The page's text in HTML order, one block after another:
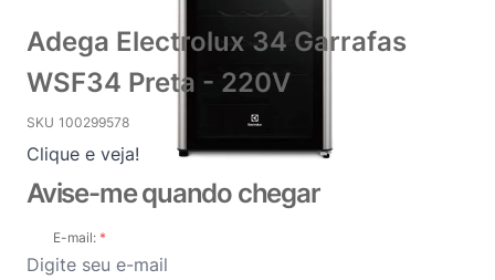
Adega Electrolux 34 Garrafas
WSF34 Preta - 220V
SKU 100299578
Clique e veja!
Avise-me quando chegar
E-mail: